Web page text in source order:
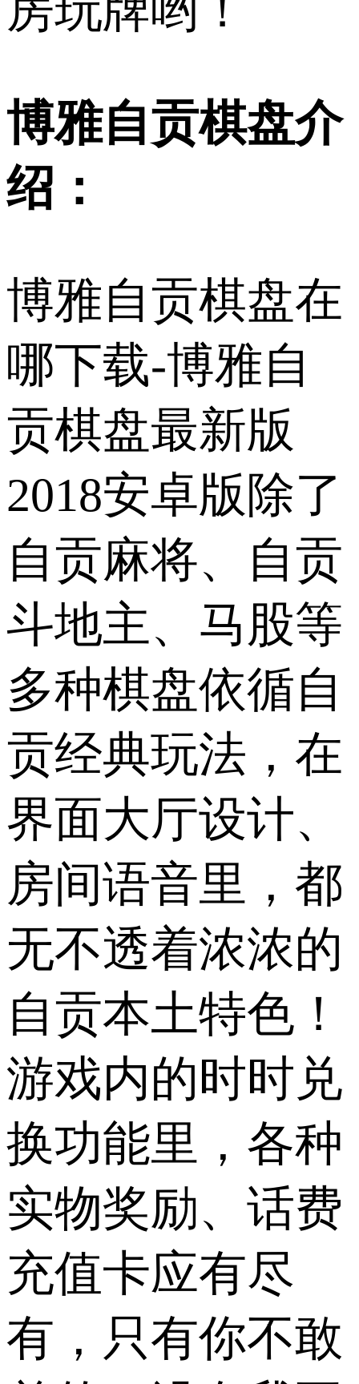
博雅自贡棋盘介
绍：
博雅自贡棋盘在
哪下载-博雅自
贡棋盘最新版
2018安卓版除了
自贡麻将、自贡
斗地主、马股等
多种棋盘依循自
贡经典玩法，在
界面大厅设计、
房间语音里，都
无不透着浓浓的
自贡本土特色！
游戏内的时时兑
换功能里，各种
实物奖励、话费
充值卡应有尽
有，只有你不敢